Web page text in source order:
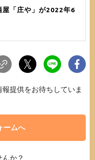
屋「庄や」が2022年6
提供をお待ちしていま
ームへ
か？